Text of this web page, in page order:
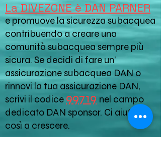
La DIVEZONE è DAN PARNER
e promuove la sicurezza subacquea
contribuendo a creare una
comunità subacquea sempre più
sicura. Se decidi di fare un'
assicurazione subacquea DAN o
rinnovi la tua assicurazione DAN,
scrivi il codice 99719 nel campo
dedicato DAN sponsor. Ci aiuterai
così a crescere.